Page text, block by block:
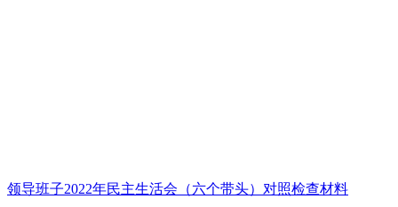
领导班子2022年民主生活会（六个带头）对照检查材料